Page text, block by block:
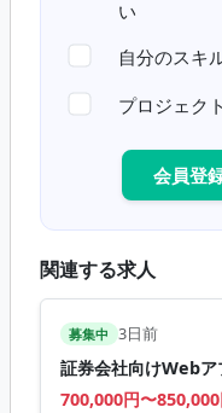
い
自分のスキ
プロジェク
会員登
関連する求人
募集中 3日前
証券会社向けWeb
700,000円〜